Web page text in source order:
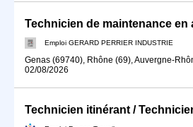
Emploi GERARD PERRIER INDUSTRIE
Genas (69740), Rhône (69), Auvergne-
02/08/2026